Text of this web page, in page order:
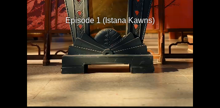
Episode 1 (Istana Kawns)